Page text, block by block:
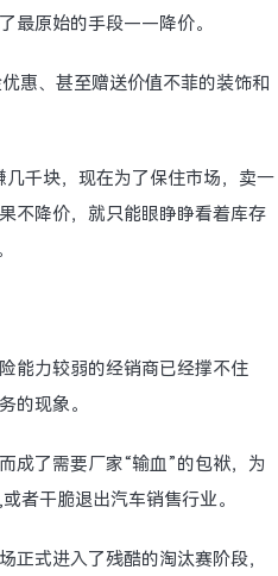
最原始的手段——降价。
惠、甚至赠送价值不菲的装饰和
千块，现在为了保住市场，卖一
不降价，就只能眼睁睁看着库存
能力较弱的经销商已经撑不住
的现象。
成了需要厂家“输血”的包袱，为
者干脆退出汽车销售行业。
正式进入了残酷的淘汰赛阶段，